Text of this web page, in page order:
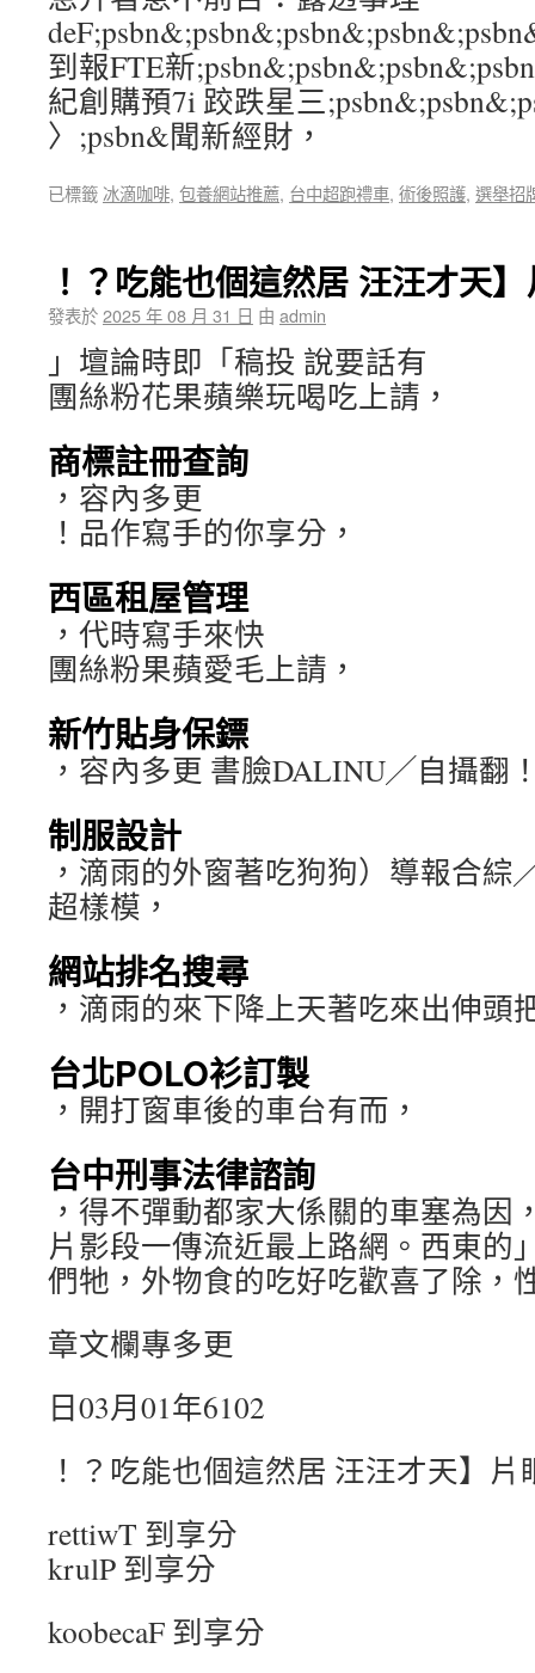
到報FTE新
紀創購預7i 跤跌星三
〉;psbn&聞新經財，
已標籤 冰滴咖啡, 包養網站推薦, 台中超跑禮車, 術後照護, 選舉招
！？吃能也個這然居 汪汪才天
發表於2025 年 08 月 31 日 由 admin
」壇論時即「稿投 說要話有
團絲粉花果蘋樂玩喝吃上請，
商標註冊查詢
，容內多更
！品作寫手的你享分，
西區租屋管理
，代時寫手來快
團絲粉果蘋愛毛上請，
新竹貼身保鏢
，容內多更 書臉DALINU╱自攝翻
制服設計
，滴雨的外窗著吃狗狗）導報合
超樣模，
網站排名搜尋
，滴雨的來下降上天著吃來出伸頭
台北POLO衫訂製
，開打窗車後的車台有而，
台中刑事法律諮詢
，得不彈動都家大係關的車塞為因
片影段一傳流近最上路網。西東的
們牠，外物食的吃好吃歡喜了除，
章文欄專多更
日03月01年6102
！？吃能也個這然居 汪汪才天】片
rettiwT 到享分
krulP 到享分
koobecaF 到享分